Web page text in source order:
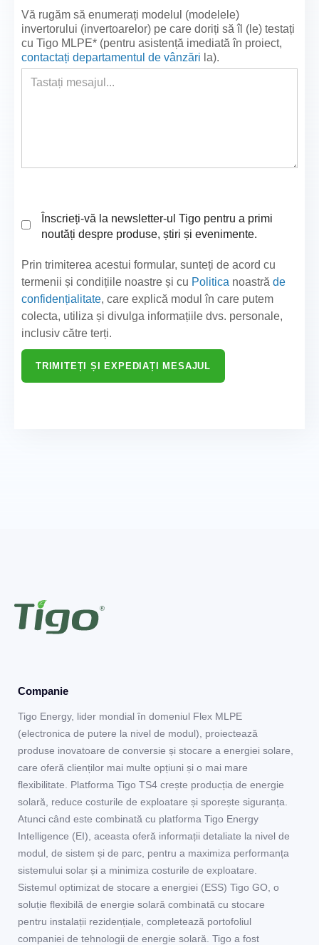
Vă rugăm să enumerați modelul (modelele)
invertorului (invertoarelor) pe care doriți să îl (le) testați
cu Tigo MLPE* (pentru asistență imediată în proiect,
contactați departamentul de vânzări la).
Înscrieți-vă la newsletter-ul Tigo pentru a primi
noutăți despre produse, știri și evenimente.
Prin trimiterea acestui formular, sunteți de acord cu
termenii și condițiile noastre și cu Politica noastră de
confidențialitate, care explică modul în care putem
colecta, utiliza și divulga informațiile dvs. personale,
inclusiv către terți.
Companie
Tigo Energy, lider mondial în domeniul Flex MLPE
(electronica de putere la nivel de modul), proiectează
produse inovatoare de conversie și stocare a energiei solare,
care oferă clienților mai multe opțiuni și o mai mare
flexibilitate. Platforma Tigo TS4 crește producția de energie
solară, reduce costurile de exploatare și sporește siguranța.
Atunci când este combinată cu platforma Tigo Energy
Intelligence (EI), aceasta oferă informații detaliate la nivel de
modul, de sistem și de parc, pentru a maximiza performanța
sistemului solar și a minimiza costurile de exploatare.
Sistemul optimizat de stocare a energiei (ESS) Tigo GO, o
soluție flexibilă de energie solară combinată cu stocare
pentru instalații rezidențiale, completează portofoliul
companiei de tehnologii de energie solară. Tigo a fost